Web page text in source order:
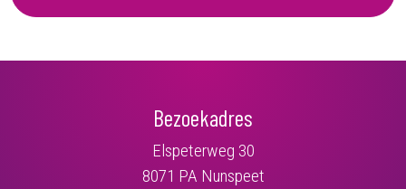
Bezoekadres
Elspeterweg 30
8071 PA Nunspeet